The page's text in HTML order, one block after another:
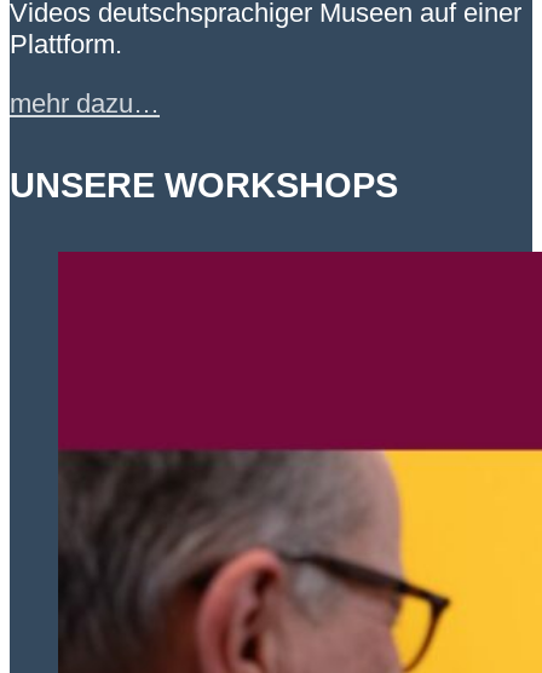
Videos deutschsprachiger Museen auf einer
Plattform.
mehr dazu…
UNSERE WORKSHOPS